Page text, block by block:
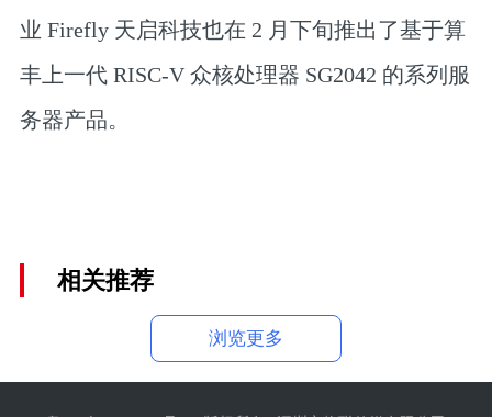
业 Firefly 天启科技也在 2 月下旬推出了基于算
丰上一代 RISC-V 众核处理器 SG2042 的系列服
务器产品。
相关推荐
浏览更多